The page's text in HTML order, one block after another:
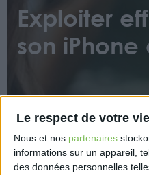
Le respect de votre
Nous et nos partenaires
informations sur un appareil,
des données personnelles
Exploiter
son iPhone
Le 07/12/2020